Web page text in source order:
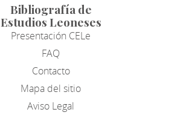
Bibliografía de
Estudios Leoneses
Presentación CELe
FAQ
Contacto
Mapa del sitio
Aviso Legal